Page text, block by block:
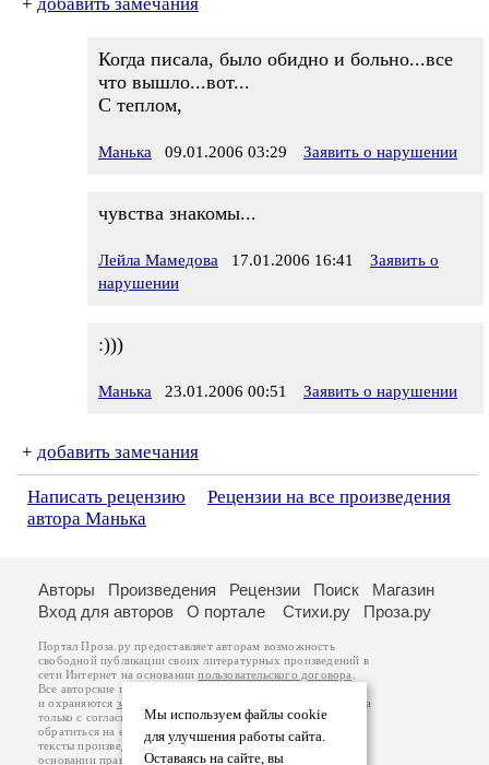
Когда писала, было обидно и больно...все
что вышло...вот...
С теплом,
Манька 09.01.2006 03:29 Заявить о нарушении
чувства знакомы...
Лейла Мамедова 17.01.2006 16:41
Заявить о
нарушении
:)))
Манька 23.01.2006 00:51 Заявить о нарушении
+ добавить замечания
Написать рецензию
Рецензии на все произведения
автора Манька
Мы используем файлы cookie
для улучшения работы сайта.
Оставаясь на сайте, вы
Авторы Произведения Рецензии Поиск
Магазин
Вход для авторов
О портале Стихи.ру Проза.ру
Портал Проза.ру предоставляет авторам возможность
свободной публикации своих литературных произведений в
сети Интернет на основаниипользовательского договора
Все авторские права на произведения принадлежат авторам
и охраняются законом
. Перепечатка произведений возможна
только с согласия его автора, к которому вы можете
обратиться на его авторской странице. Ответственность за
тексты произведений авторы несут самостоятельно на
основанииправил публикацииизаконодательства